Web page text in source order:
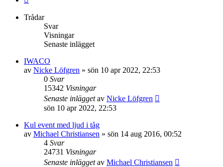
Trådar
Svar
Visningar
Senaste inlägget
IWACO
av Nicke Löfgren » sön 10 apr 2022, 22:53
0 Svar
15342 Visningar
Senaste inläggetav Nicke Löfgren
sön 10 apr 2022, 22:53
Kul event med ljud i tåg
av Michael Christiansen » sön 14 aug 2016, 00:52
4 Svar
24731 Visningar
Senaste inläggetav Michael Christiansen